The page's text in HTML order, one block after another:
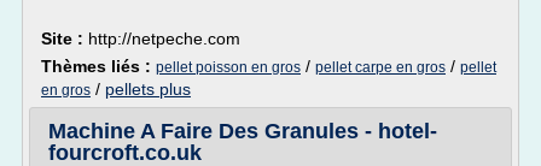
Site : http://netpeche.com
Thèmes liés : pellet poisson en gros / pellet carpe en gros / pellet
en gros / pellets plus
Machine A Faire Des Granules - hotel-
fourcroft.co.uk